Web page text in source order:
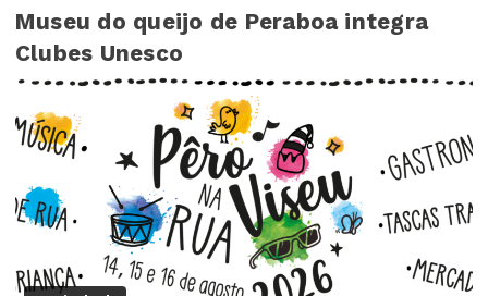
Museu do queijo de Peraboa integra
Clubes Unesco